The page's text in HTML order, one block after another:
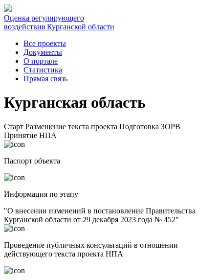
Оценка регулирующего
воздействия Курганской области
Все проекты
Документы
О портале
Статистика
Прямая связь
Курганская область
Старт Размещение текста проекта Подготовка ЗОРВ
Принятие НПА
Паспорт объекта
Информация по этапу
"О внесении изменений в постановление Правительства
Курганской области от 29 декабря 2023 года № 452"
Проведение публичных консультаций в отношении
действующего текста проекта НПА